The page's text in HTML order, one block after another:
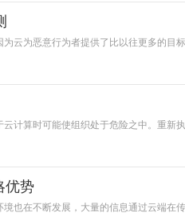
云为恶意行为者提供了比以往更多的目
计算时可能使组织处于危险之中。重新
优势
也在不断发展，大量的信息通过云端在